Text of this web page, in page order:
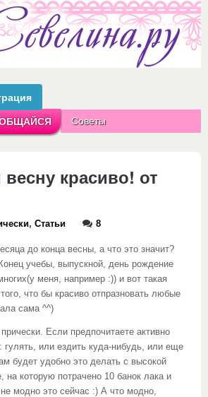
Советы
красиво! от
, Статьи 8
до конца весны, а что это значит?
учебы, выпускной, день рождение
меня, например :)) и вот такая
что бы красиво отпразновать любые
сама ^^)
Если предпочитаете активно
гулять, или ездить куда-нибудь, или еще
будет удобно это делать с высокой
на которую потрачено 10 банок лака и
модно это сейчас :) А что модно,